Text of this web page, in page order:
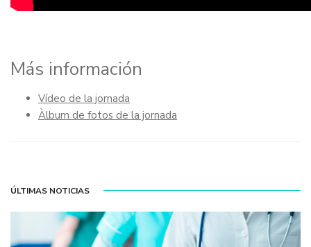
Más información
Vídeo de la jornada
Àlbum de fotos de la jornada
ÚLTIMAS NOTICIAS